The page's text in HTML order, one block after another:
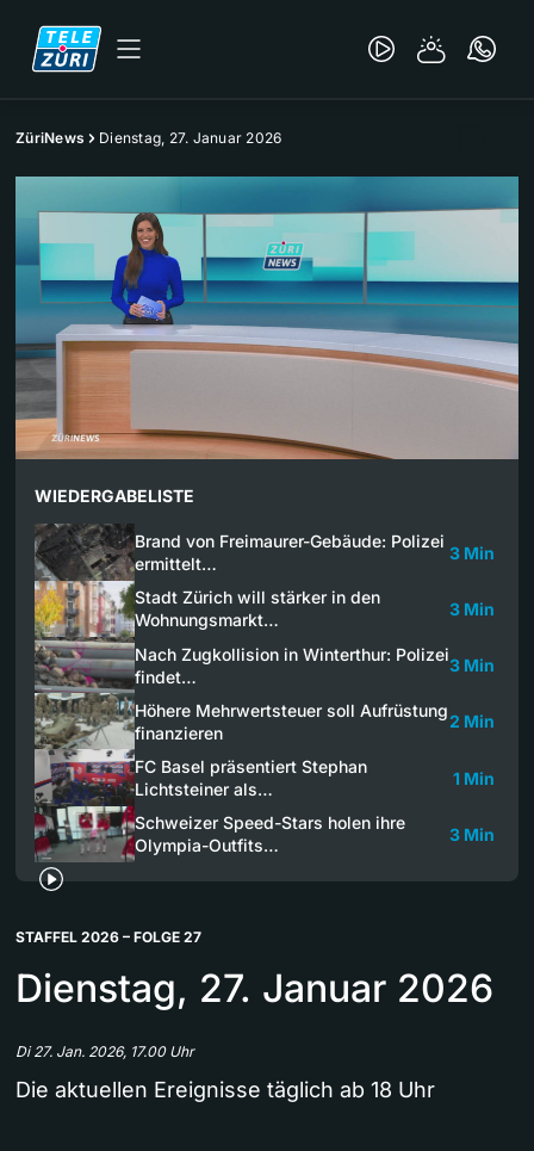
ZüriNews Dienstag, 27. Januar 2026
WIEDERGABELISTE
Brand von Freimaurer-Gebäude: Polizei
ermittelt…
3 Min
Stadt Zürich will stärker in den
Wohnungsmarkt…
3 Min
Nach Zugkollision in Winterthur: Polizei
findet…
3 Min
Höhere Mehrwertsteuer soll Aufrüstung
finanzieren
2 Min
FC Basel präsentiert Stephan
Lichtsteiner als…
1 Min
Schweizer Speed-Stars holen ihre
Olympia-Outfits…
3 Min
STAFFEL 2026 – FOLGE 27
Dienstag, 27. Januar 2026
Di 27. Jan. 2026, 17.00 Uhr
Die aktuellen Ereignisse täglich ab 18 Uhr